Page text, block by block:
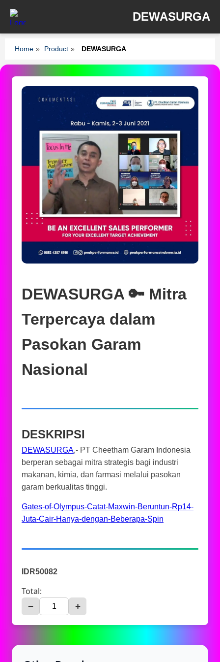
DEWASURGA
Home » Product » DEWASURGA
DEWASURGA 🔑 Mitra
Terpercaya dalam
Pasokan Garam
Nasional
DESKRIPSI
DEWASURGA,- PT Cheetham Garam Indonesia
berperan sebagai mitra strategis bagi industri
makanan, kimia, dan farmasi melalui pasokan
garam berkualitas tinggi.
Gates-of-Olympus-Catat-Maxwin-Beruntun-Rp14-
Juta-Cair-Hanya-dengan-Beberapa-Spin
IDR50082
Total:
− +